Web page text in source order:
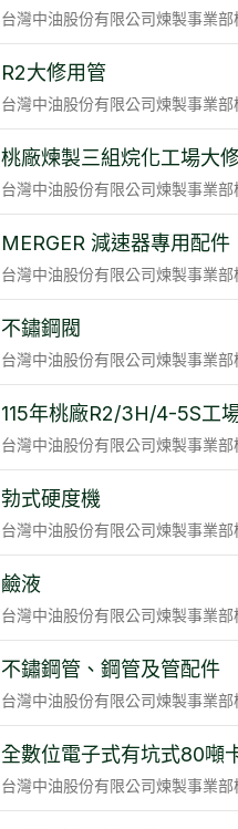
台灣中油股份有限公司煉製事業
R2大修用管
台灣中油股份有限公司煉製事業
桃廠煉製三組烷化工場大
台灣中油股份有限公司煉製事業
MERGER 減速器專用配件
台灣中油股份有限公司煉製事業
不鏽鋼閥
台灣中油股份有限公司煉製事業
115年桃廠R2/3H/4-5S工
台灣中油股份有限公司煉製事業
勃式硬度機
台灣中油股份有限公司煉製事業
鹼液
台灣中油股份有限公司煉製事業
不鏽鋼管、鋼管及管配件
台灣中油股份有限公司煉製事業
全數位電子式有坑式80噸
台灣中油股份有限公司煉製事業